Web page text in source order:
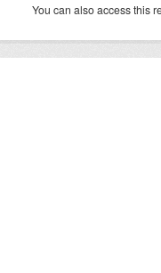
You can also access this